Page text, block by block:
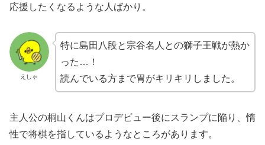
応援したくなるような人ばかり。
えしゃ
特に島田八段と宗谷名人との獅子王戦が熱か
った…！
読んでいる方まで胃がキリキリしました。
主人公の桐山くんはプロデビュー後にスランプに陥り、惰
性で将棋を指しているようなところがあります。